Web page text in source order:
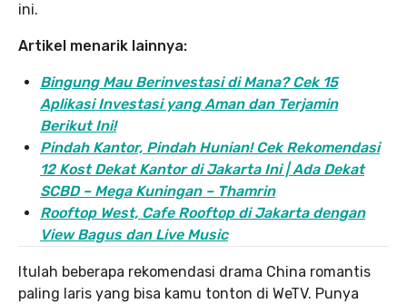
ini.
Artikel menarik lainnya:
Bingung Mau Berinvestasi di Mana? Cek 15
Aplikasi Investasi yang Aman dan Terjamin
Berikut Ini!
Pindah Kantor, Pindah Hunian! Cek Rekomendasi
12 Kost Dekat Kantor di Jakarta Ini | Ada Dekat
SCBD – Mega Kuningan – Thamrin
Rooftop West, Cafe Rooftop di Jakarta dengan
View Bagus dan Live Music
Itulah beberapa rekomendasi drama China romantis
paling laris yang bisa kamu tonton di WeTV. Punya